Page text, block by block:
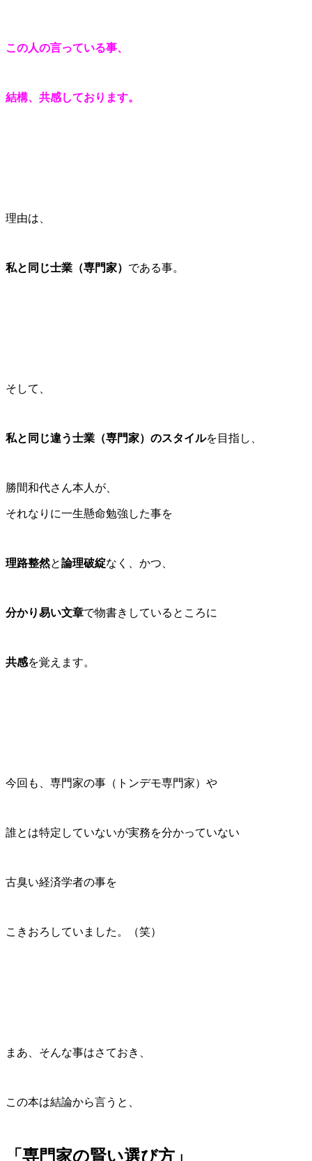
この人の言っている事、
結構、共感しております。
理由は、
私と同じ士業（専門家） である事。
そして、
私と同じ違う士業（専門家）のスタイルを目指し、
勝間和代さん本人が、
それなりに一生懸命勉強した事を
理路整然と論理破綻なく、かつ、
分かり易い文章で物書きしているところに
共感を覚えます。
今回も、専門家の事（トンデモ専門家）や
誰とは特定していないが実務を分かっていない
古臭い経済学者の事を
こきおろしていました。（笑）
まあ、そんな事はさておき、
この本は結論から言うと、
「専門家の賢い選び方」